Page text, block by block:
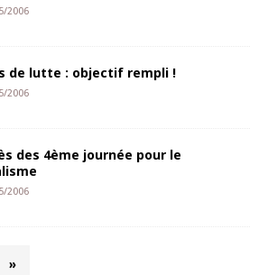
2006
de lutte : objectif rempli !
2006
des 4ème journée pour le
2006
»